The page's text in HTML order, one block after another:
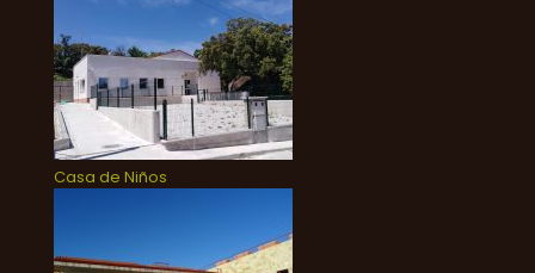
Casa de Niños